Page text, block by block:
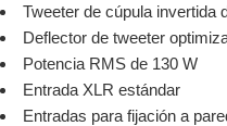
Tweeter de cúpula invertida
Deflector de tweeter
Potencia RMS de 130 W
Entrada XLR estándar
Entradas para fijación a